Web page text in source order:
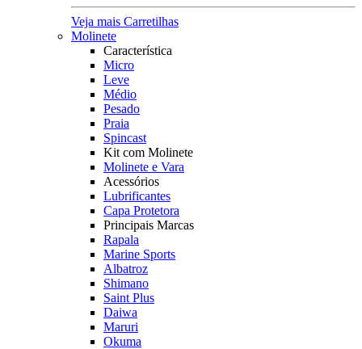
Veja mais Carretilhas
Molinete
Característica
Micro
Leve
Médio
Pesado
Praia
Spincast
Kit com Molinete
Molinete e Vara
Acessórios
Lubrificantes
Capa Protetora
Principais Marcas
Rapala
Marine Sports
Albatroz
Shimano
Saint Plus
Daiwa
Maruri
Okuma